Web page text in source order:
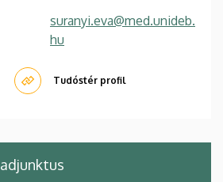
suranyi.eva@med.unideb.
hu
Tudóstér profil
adjunktus